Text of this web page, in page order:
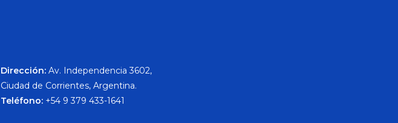
Dirección: Av. Independencia 3602,
Ciudad de Corrientes, Argentina.
Teléfono: +54 9 379 433-1641